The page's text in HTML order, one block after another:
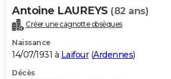
Antoine LAUREYS (82 ans)
Créer une cagnotte obsèques
Naissance
14/07/1931 à Laifour(Ardennes)
Décès